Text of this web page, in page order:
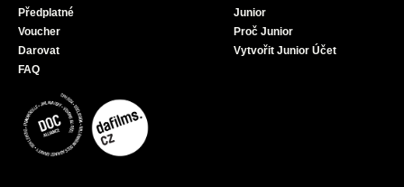
Předplatné
Voucher
Darovat
FAQ
Junior
Proč Junior
Vytvořit Junior Účet